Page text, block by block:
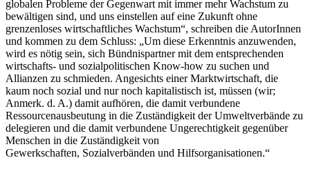
globalen Probleme der Gegenwart mit immer mehr Wachstum zu
bewältigen sind, und uns einstellen auf eine Zukunft ohne
grenzenloses wirtschaftliches Wachstum“, schreiben die AutorInnen
und kommen zu dem Schluss: „Um diese Erkenntnis anzuwenden,
wird es nötig sein, sich Bündnispartner mit dem entsprechenden
wirtschafts- und sozialpolitischen Know-how zu suchen und
Allianzen zu schmieden. Angesichts einer Marktwirtschaft, die
kaum noch sozial und nur noch kapitalistisch ist, müssen (wir;
Anmerk. d. A.) damit aufhören, die damit verbundene
Ressourcenausbeutung in die Zuständigkeit der Umweltverbände zu
delegieren und die damit verbundene Ungerechtigkeit gegenüber
Menschen in die Zuständigkeit von
Gewerkschaften, Sozialverbänden und Hilfsorganisationen.“